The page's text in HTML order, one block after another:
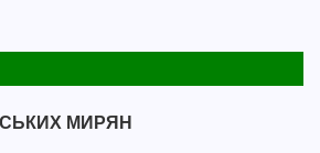
МИРЯН